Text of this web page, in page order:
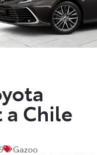
a Chile
Gazoo